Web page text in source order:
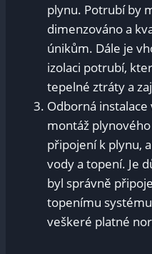
plynu. Potrubí by
dimenzováno a
únikům. Dále je
izolaci potrubí,
tepelné ztráty a
Odborná
montáž
připojení k plynu,
vody a topení. Je
byl správně
topenímu
veškeré platné